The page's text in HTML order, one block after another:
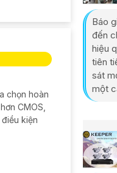
chọn hoàn
CMOS,
kiện
Báo
đến
hiệu
tiên
sát
một